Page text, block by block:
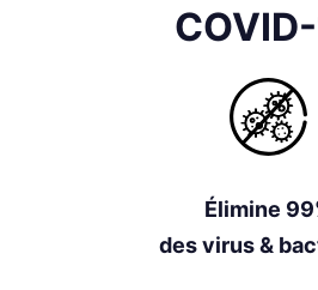
Élimine
des virus &